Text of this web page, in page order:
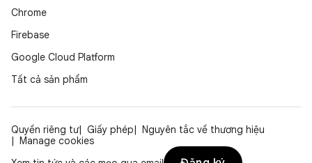
Chrome
Firebase
Google Cloud Platform
Tất cả sản phẩm
Quyền riêng tư Giấy phép
Nguyên tắc về thương hiệu
Manage cookies